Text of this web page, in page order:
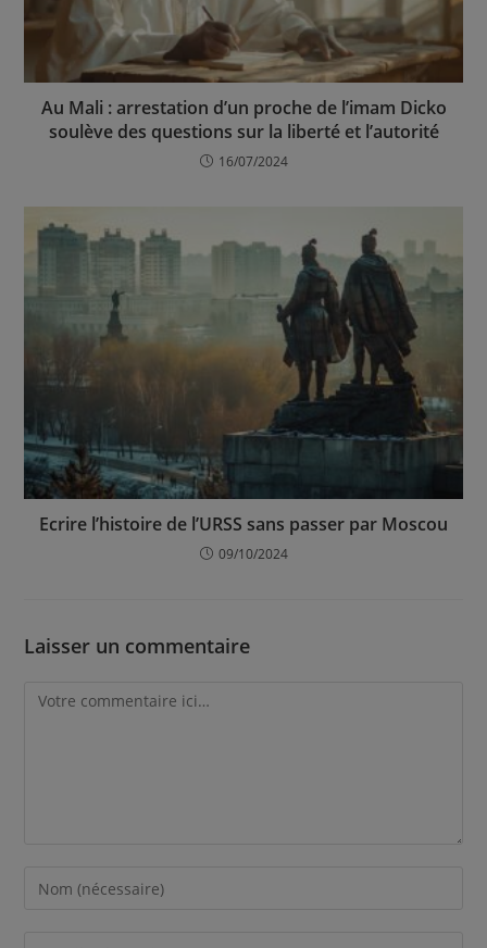
Au Mali : arrestation d’un proche de l’imam Dicko
soulève des questions sur la liberté et l’autorité
16/07/2024
Ecrire l’histoire de l’URSS sans passer par Moscou
09/10/2024
Laisser un commentaire